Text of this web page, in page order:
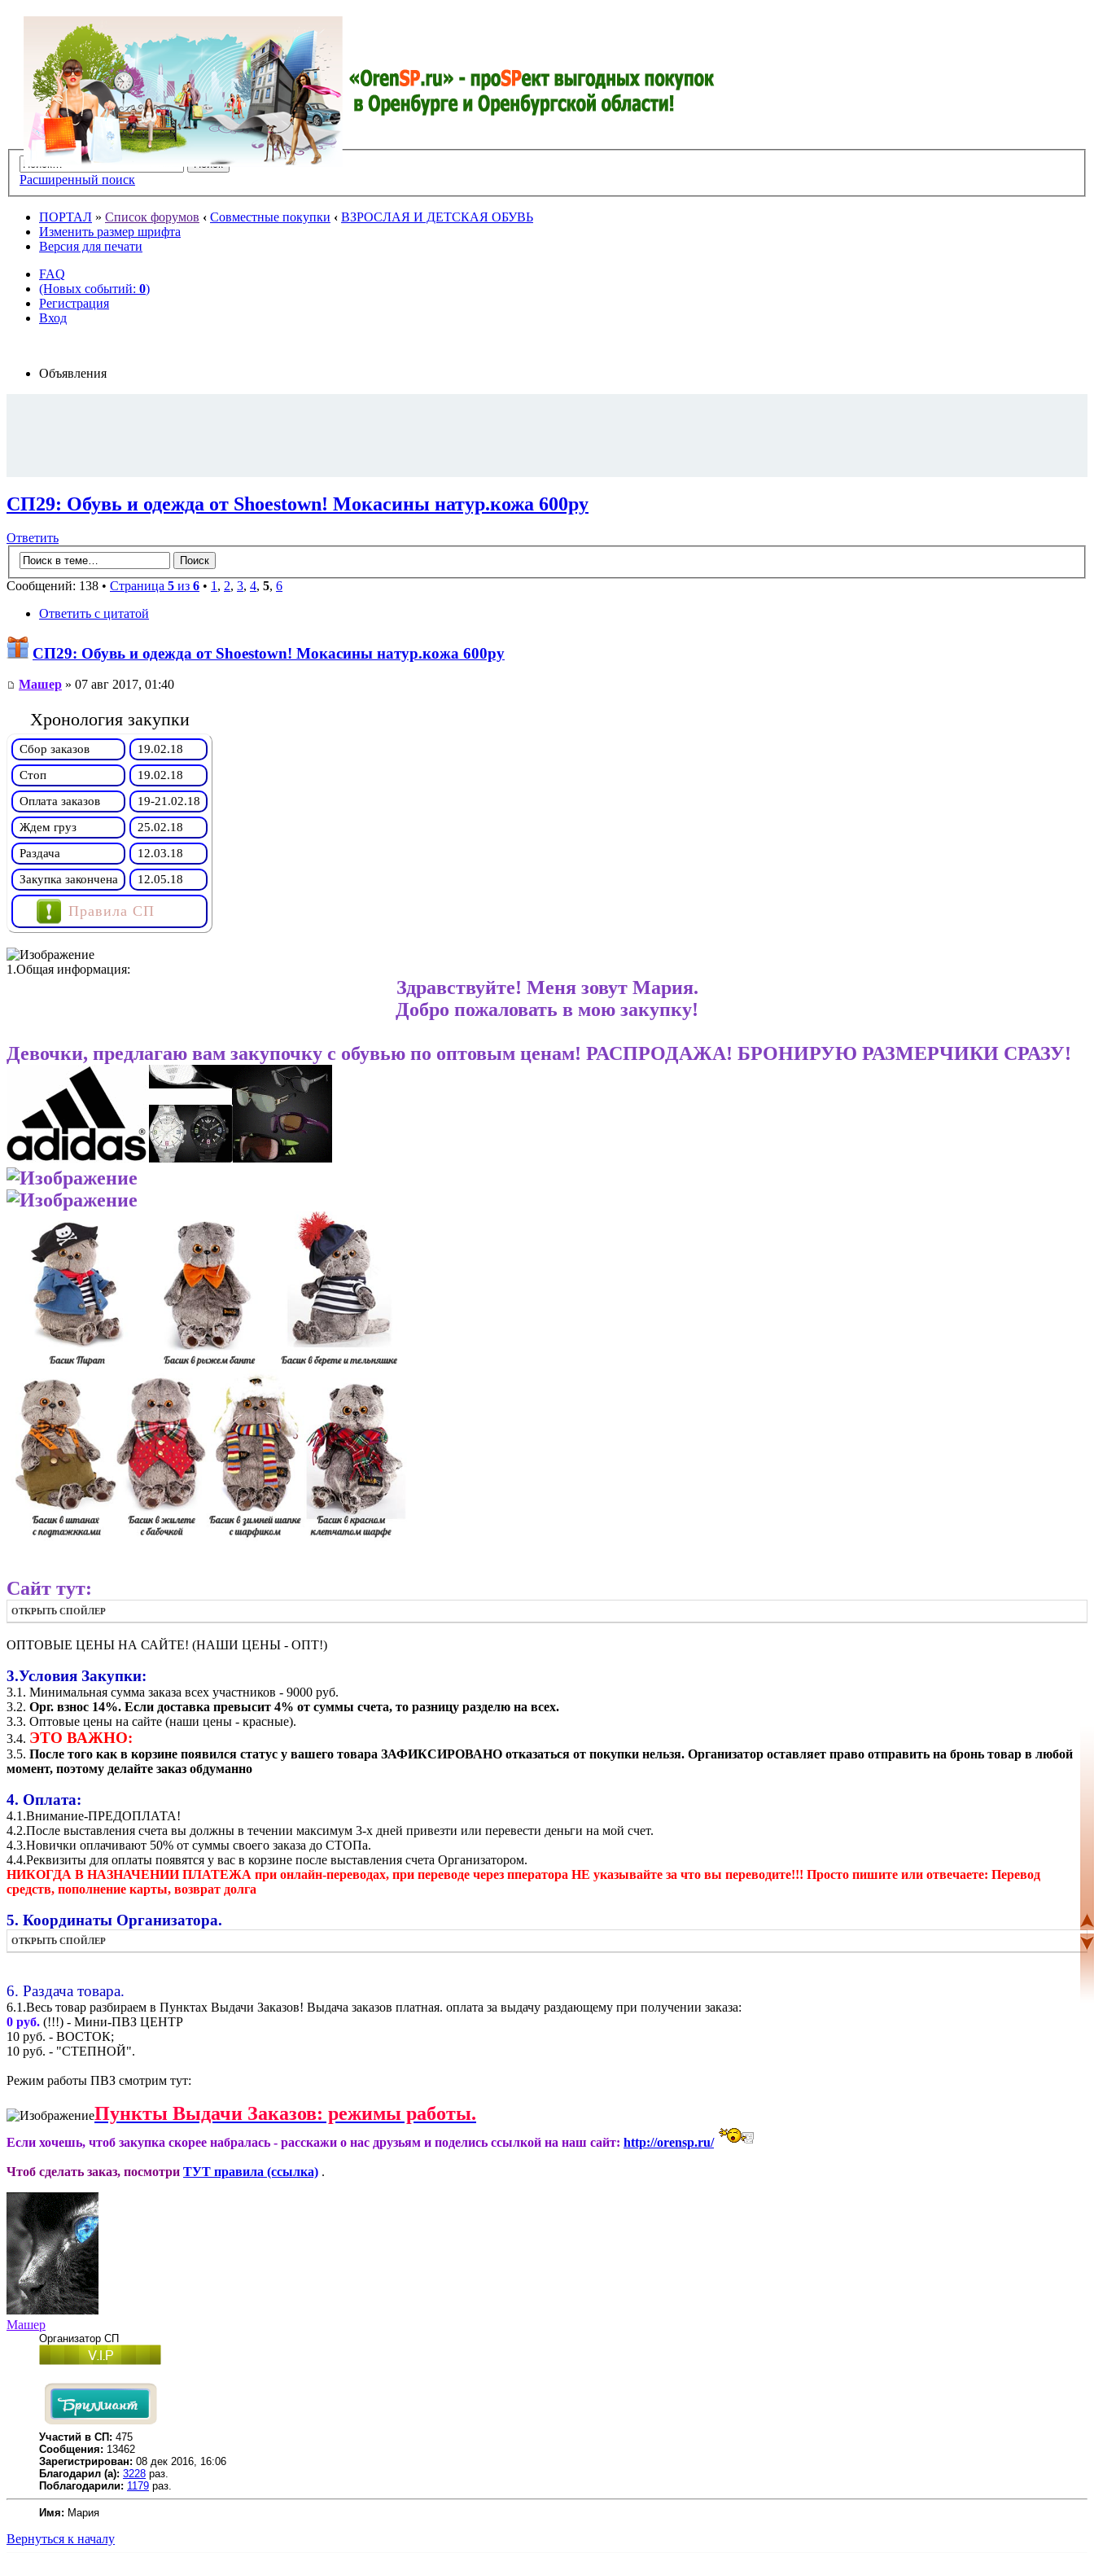
Расширенный поиск
ПОРТАЛ » Список форумов ‹ Совместные покупки ‹ ВЗРОСЛАЯ И ДЕТСКАЯ ОБУВЬ
Изменить размер шрифта
Версия для печати
FAQ
(Новых событий: 0)
Регистрация
Вход
Объявления
СП29: Обувь и одежда от Shoestown! Мокасины натур.кожа 600ру
Ответить
Сообщений: 138 • Страница 5 из 6 • 1 , 2, 3, 4, 5, 6
Ответить с цитатой
СП29: Обувь и одежда от Shoestown! Мокасины натур.кожа 600ру
Машер » 07 авг 2017, 01:40
Хронология закупки
Сбор заказов
19.02.18
Стоп
19.02.18
Оплата заказов
19-21.02.18
Ждем груз
25.02.18
Раздача
12.03.18
Закупка закончена
12.05.18
Правила СП
1.Общая информация:
Здравствуйте! Меня зовут Мария.
Добро пожаловать в мою закупку!
Девочки, предлагаю вам закупочку с обувью по оптовым ценам! РАСПРОДАЖА! БРОНИРУЮ РАЗМЕРЧИКИ СРАЗУ!
Сайт тут:
ОТКРЫТЬ СПОЙЛЕР
ОПТОВЫЕ ЦЕНЫ НА САЙТЕ! (НАШИ ЦЕНЫ - ОПТ!)
3.Условия Закупки:
3.1. Минимальная сумма заказа всех участников - 9000 руб.
3.2. Орг. взнос 14%. Если доставка превысит 4% от суммы счета, то разницу разделю на всех.
3.3. Оптовые цены на сайте (наши цены - красные).
3.4. ЭТО ВАЖНО:
3.5. После того как в корзине появился статус у вашего товара ЗАФИКСИРОВАНО отказаться от покупки нельзя. Организатор оставляет право отправить на бронь товар в любой
момент, поэтому делайте заказ обдуманно
4. Оплата:
4.1.Внимание-ПРЕДОПЛАТА!
4.2.После выставления счета вы должны в течении максимум 3-х дней привезти или перевести деньги на мой счет.
4.3.Новички оплачивают 50% от суммы своего заказа до СТОПа.
4.4.Реквизиты для оплаты появятся у вас в корзине после выставления счета Организатором.
НИКОГДА В НАЗНАЧЕНИИ ПЛАТЕЖА при онлайн-переводах, при переводе через пператора НЕ указывайте за что вы переводите!!! Просто пишите или отвечаете: Перевод
средств, пополнение карты, возврат долга
5. Координаты Организатора.
ОТКРЫТЬ СПОЙЛЕР
6. Раздача товара.
6.1.Весь товар разбираем в Пунктах Выдачи Заказов! Выдача заказов платная. оплата за выдачу раздающему при получении заказа:
0 руб. (!!!) - Мини-ПВЗ ЦЕНТР
10 руб. - ВОСТОК;
10 руб. - "СТЕПНОЙ".
Режим работы ПВЗ смотрим тут:
Пункты Выдачи Заказов: режимы работы.
Если хочешь, чтоб закупка скорее набралась - расскажи о нас друзьям и поделись ссылкой на наш сайт: http://orensp.ru/
Чтоб сделать заказ, посмотри ТУТ правила (ссылка) .
Машер
Организатор СП
Участий в СП: 475
Сообщения: 13462
Зарегистрирован: 08 дек 2016, 16:06
Благодарил (а): 3228 раз.
Поблагодарили: 1179 раз.
Имя: Мария
Вернуться к началу